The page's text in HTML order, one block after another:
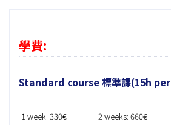
學費:
Standard course 標準課(15h
1 week: 330€ 2 weeks: 660€